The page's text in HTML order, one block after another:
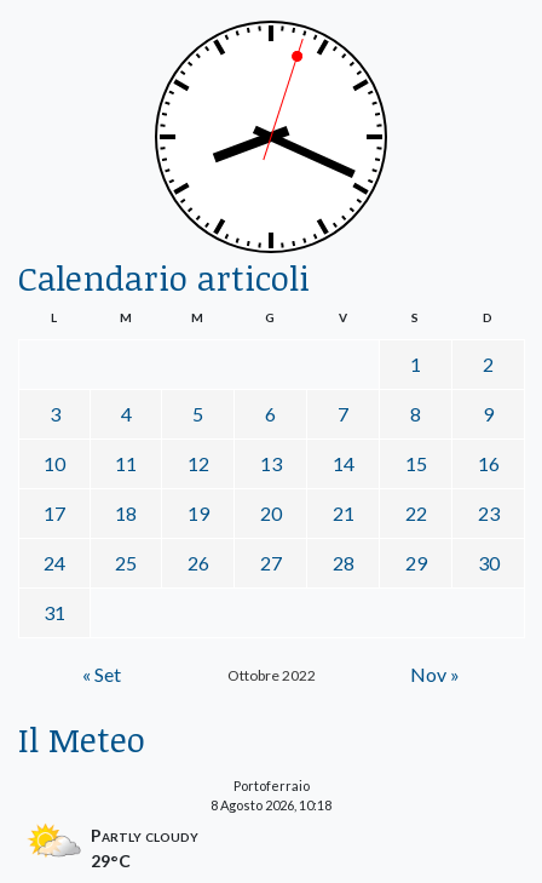
Calendario articoli
Ottobre 2022
L M M G V S D
1 2
3 4 5 6 7 8 9
10 11 12 13 14 15 16
17 18 19 20 21 22 23
24 25 26 27 28 29 30
31
« Set Nov »
Il Meteo
Portoferraio
8 Agosto 2026, 10:18
Partly cloudy
29°C